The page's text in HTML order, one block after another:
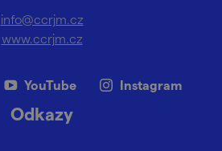
info@ccrjm.cz
www.ccrjm.cz
YouTube Instagram
Odkazy